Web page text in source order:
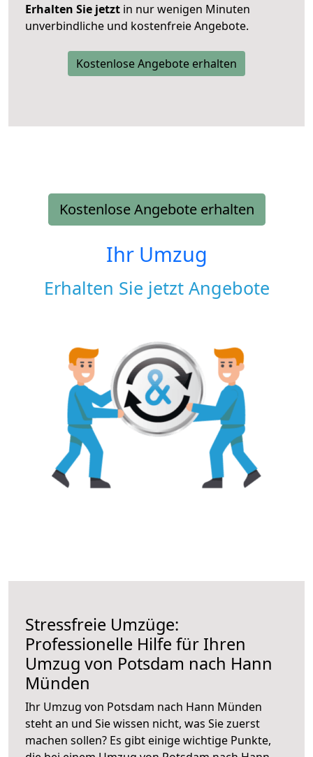
Erhalten Sie jetzt in nur wenigen Minuten
unverbindliche und kostenfreie Angebote.
Kostenlose Angebote erhalten
Kostenlose Angebote erhalten
Ihr Umzug
Erhalten Sie jetzt Angebote
Stressfreie Umzüge:
Professionelle Hilfe für Ihren
Umzug von Potsdam nach Hann
Münden
Ihr Umzug von Potsdam nach Hann Münden
steht an und Sie wissen nicht, was Sie zuerst
machen sollen? Es gibt einige wichtige Punkte,